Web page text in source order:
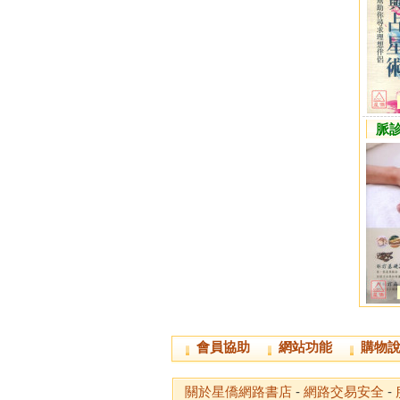
脈
會員協助 網站功能 購物
關於星僑網路書店 - 網路交易安全 -